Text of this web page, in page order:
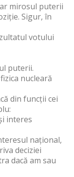
mirosul puterii
Sigur, în
votului
puterii.
nucleară
din funcții cei
interes
național,
deciziei
dacă am sau